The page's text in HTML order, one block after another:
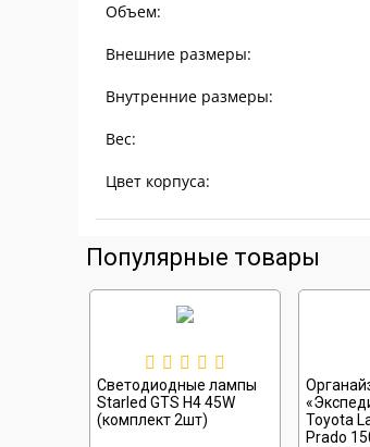
Объем:
Внешние размеры:
Внутренние размеры:
Вес:
Цвет корпуса:
Популярные товары
Светодиодные лампы
Starled GTS H4 45W
(комплект 2шт)
Toyota
Prado